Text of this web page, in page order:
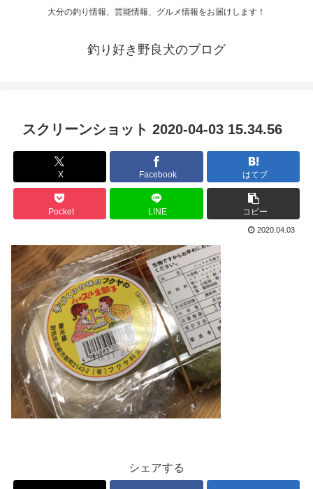
大分の釣り情報、芸能情報、グルメ情報をお届けします！
釣り好き野良犬のブログ
スクリーンショット 2020-04-03 15.34.56
X Facebook はてブ
Pocket LINE コピー
2020.04.03
シェアする